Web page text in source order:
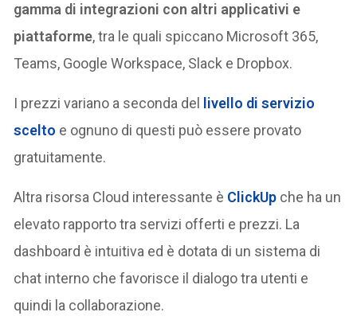
gamma di integrazioni con altri applicativi e
piattaforme, tra le quali spiccano Microsoft 365,
Teams, Google Workspace, Slack e Dropbox.
I prezzi variano a seconda del livello di servizio
scelto e ognuno di questi può essere provato
gratuitamente.
Altra risorsa Cloud interessante è ClickUp che ha un
elevato rapporto tra servizi offerti e prezzi. La
dashboard è intuitiva ed è dotata di un sistema di
chat interno che favorisce il dialogo tra utenti e
quindi la collaborazione.